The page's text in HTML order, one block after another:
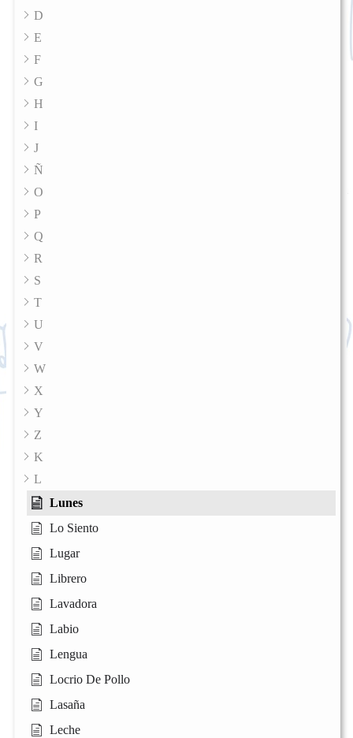
D
E
F
G
H
I
J
Ñ
O
P
Q
R
S
T
U
V
W
X
Y
Z
K
L
Lunes
Lo Siento
Lugar
Librero
Lavadora
Labio
Lengua
Locrio De Pollo
Lasaña
Leche